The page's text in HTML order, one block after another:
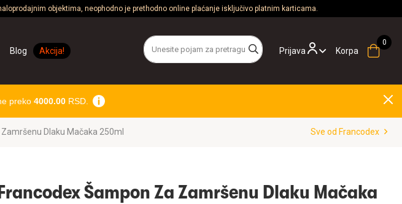
objektima, neophodno je prethodno online plaćanje isključivo platnim karticama.
Prijava
Blog Akcija! Korpa
preko 4000.00RSD.
Dlaku Mačaka 250ml Sve od Francodex
Šampon Za Zamršenu Dlaku Mačaka